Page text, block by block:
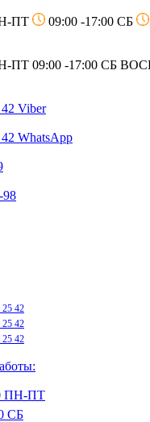
ПТ 09:00 -17:00 СБ
ПТ 09:00 -17:00 СБ
Viber
WhatsApp
98
25 42
25 42
25 42
ПН-ПТ
СБ